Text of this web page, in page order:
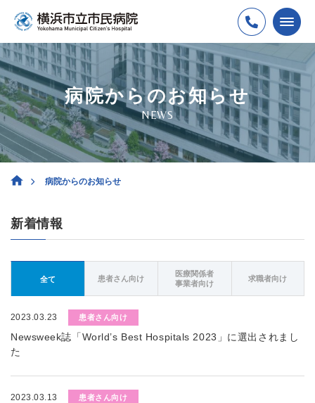
病院からのお知らせ
NEWS
病院からのお知らせ
新着情報
全て 患者さん向け
医療関係者
事業者向け
求職者向け
2023.03.23 患者さん向け
Newsweek誌「World’s Best Hospitals 2023」に選出されまし
た
2023.03.13 患者さん向け